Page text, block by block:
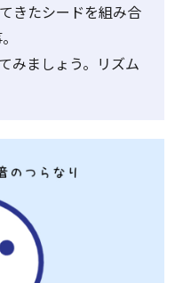
きたシードを組み合
みましょう。リズム